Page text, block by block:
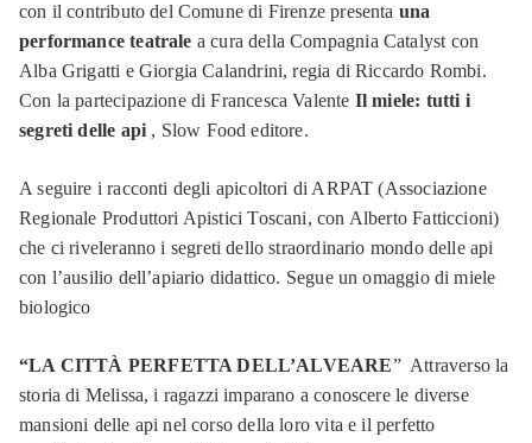
con il contributo del Comune di Firenze presenta una
performance teatrale a cura della Compagnia Catalyst con
Alba Grigatti e Giorgia Calandrini, regia di Riccardo Rombi.
Con la partecipazione di Francesca Valente Il miele: tutti i
segreti delle api , Slow Food editore.
A seguire i racconti degli apicoltori di ARPAT (Associazione
Regionale Produttori Apistici Toscani, con Alberto Fatticcioni)
che ci riveleranno i segreti dello straordinario mondo delle api
con l’ausilio dell’apiario didattico. Segue un omaggio di miele
biologico
“LA CITTÀ PERFETTA DELL’ALVEARE” Attraverso la
storia di Melissa, i ragazzi imparano a conoscere le diverse
mansioni delle api nel corso della loro vita e il perfetto